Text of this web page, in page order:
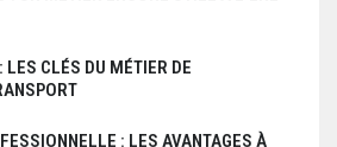
CLÉS DU MÉTIER DE
: LES AVANTAGES À